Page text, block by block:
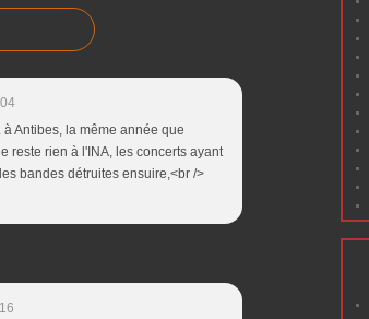
Antibes, la même année que
reste rien à l'INA, les concerts ayant
bandes détruites ensuire,<br />